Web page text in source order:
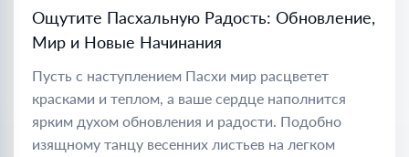
Ощутите Пасхальную Радость: Обновление,
Мир и Новые Начинания
Пусть с наступлением Пасхи мир расцветет
красками и теплом, а ваше сердце наполнится
ярким духом обновления и радости. Подобно
изящному танцу весенних листьев на легком